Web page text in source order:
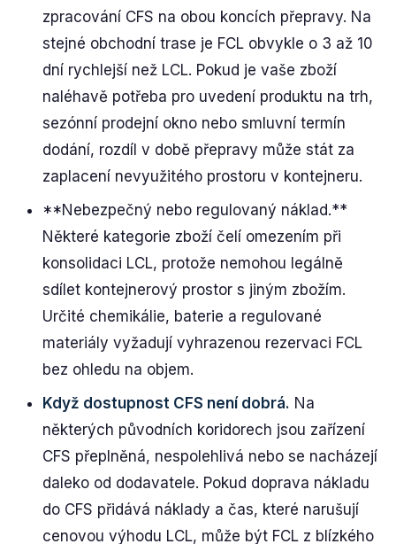
zpracování CFS na obou koncích přepravy. Na
stejné obchodní trase je FCL obvykle o 3 až 10
dní rychlejší než LCL. Pokud je vaše zboží
naléhavě potřeba pro uvedení produktu na trh,
sezónní prodejní okno nebo smluvní termín
dodání, rozdíl v době přepravy může stát za
zaplacení nevyužitého prostoru v kontejneru.
**Nebezpečný nebo regulovaný náklad.**
Některé kategorie zboží čelí omezením při
konsolidaci LCL, protože nemohou legálně
sdílet kontejnerový prostor s jiným zbožím.
Určité chemikálie, baterie a regulované
materiály vyžadují vyhrazenou rezervaci FCL
bez ohledu na objem.
Když dostupnost CFS není dobrá. Na
některých původních koridorech jsou zařízení
CFS přeplněná, nespolehlivá nebo se nacházejí
daleko od dodavatele. Pokud doprava nákladu
do CFS přidává náklady a čas, které narušují
cenovou výhodu LCL, může být FCL z blízkého